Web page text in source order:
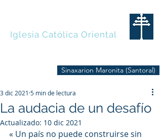
Iglesia Católica Oriental
Sinaxarion Maronita (Santoral)
La audacia de un desafío
3 dic 2021 5 min de lectura
Actualizado: 10 dic 2021
« Un país no puede construirse sin